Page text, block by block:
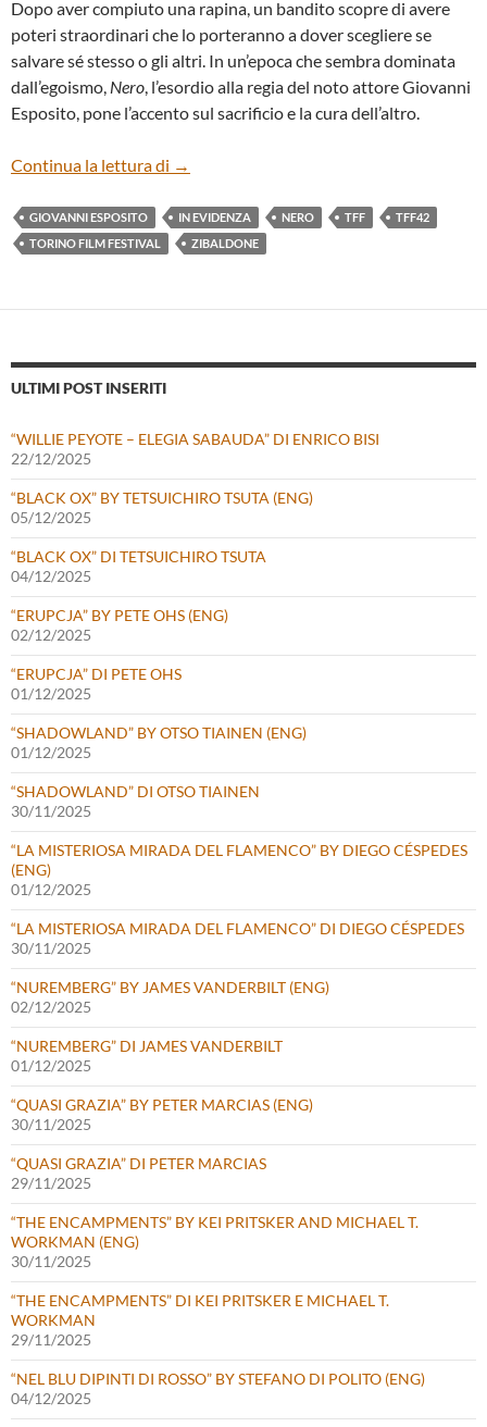
Dopo aver compiuto una rapina, un bandito scopre di avere
poteri straordinari che lo porteranno a dover scegliere se
salvare sé stesso o gli altri. In un’epoca che sembra dominata
dall’egoismo, Nero, l’esordio alla regia del noto attore Giovanni
Esposito, pone l’accento sul sacrificio e la cura dell’altro.
Continua la lettura di “NERO” DI GIOVANNI ESPOSITO
→
GIOVANNI ESPOSITO IN EVIDENZA NERO TFF
TFF42
TORINO FILM FESTIVAL
ZIBALDONE
ULTIMI POST INSERITI
“WILLIE PEYOTE – ELEGIA SABAUDA” DI ENRICO BISI
22/12/2025
“BLACK OX” BY TETSUICHIRO TSUTA (ENG)
05/12/2025
“BLACK OX” DI TETSUICHIRO TSUTA
04/12/2025
“ERUPCJA” BY PETE OHS (ENG)
02/12/2025
“ERUPCJA” DI PETE OHS
01/12/2025
“SHADOWLAND” BY OTSO TIAINEN (ENG)
01/12/2025
“SHADOWLAND” DI OTSO TIAINEN
30/11/2025
“LA MISTERIOSA MIRADA DEL FLAMENCO” BY DIEGO CÉSPEDES
(ENG)
01/12/2025
“LA MISTERIOSA MIRADA DEL FLAMENCO” DI DIEGO CÉSPEDES
30/11/2025
“NUREMBERG” BY JAMES VANDERBILT (ENG)
02/12/2025
“NUREMBERG” DI JAMES VANDERBILT
01/12/2025
“QUASI GRAZIA” BY PETER MARCIAS (ENG)
30/11/2025
“QUASI GRAZIA” DI PETER MARCIAS
29/11/2025
“THE ENCAMPMENTS” BY KEI PRITSKER AND MICHAEL T.
WORKMAN (ENG)
30/11/2025
“THE ENCAMPMENTS” DI KEI PRITSKER E MICHAEL T.
WORKMAN
29/11/2025
“NEL BLU DIPINTI DI ROSSO” BY STEFANO DI POLITO (ENG)
04/12/2025